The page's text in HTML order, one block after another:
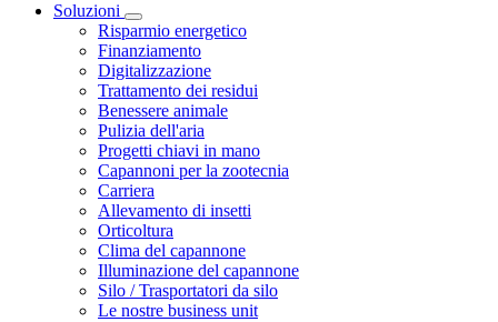
Soluzioni
Risparmio energetico
Finanziamento
Digitalizzazione
Trattamento dei residui
Benessere animale
Pulizia dell'aria
Progetti chiavi in mano
Capannoni per la zootecnia
Carriera
Allevamento di insetti
Orticoltura
Clima del capannone
Illuminazione del capannone
Silo / Trasportatori da silo
Le nostre business unit